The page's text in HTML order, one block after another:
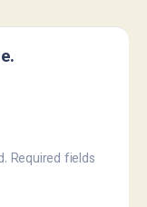
Required fields